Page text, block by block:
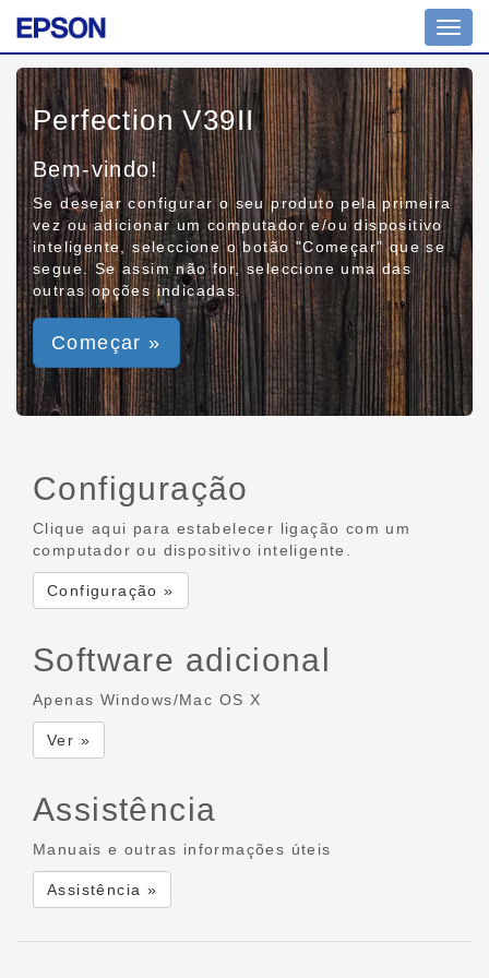
Perfection V39II
Bem-vindo!
Se desejar configurar o seu produto pela primeira
vez ou adicionar um computador e/ou dispositivo
inteligente, seleccione o botão "Começar" que se
segue. Se assim não for, seleccione uma das
outras opções indicadas.
Começar »
Configuração
Clique aqui para estabelecer ligação com um
computador ou dispositivo inteligente.
Configuração »
Software adicional
Apenas Windows/Mac OS X
Ver »
Assistência
Manuais e outras informações úteis
Assistência »